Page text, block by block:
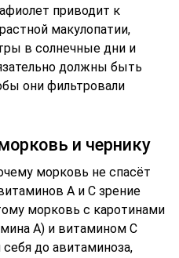
приводит к
макулопатии,
в солнечные дни и
должны быть
они фильтровали
и чернику
морковь не спасёт
А и С зрение
морковь с каротинами
А) и витамином С
до авитаминоза,